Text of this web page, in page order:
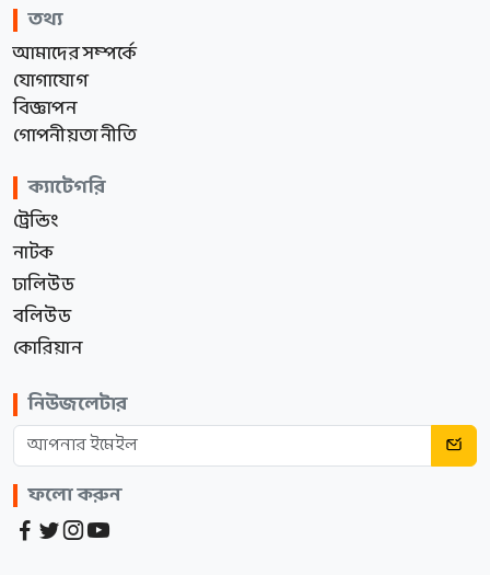
তথ্য
আমাদের সম্পর্কে
যোগাযোগ
বিজ্ঞাপন
গোপনীয়তা নীতি
ক্যাটেগরি
ট্রেন্ডিং
নাটক
ঢালিউড
বলিউড
কোরিয়ান
নিউজলেটার
ফলো করুন